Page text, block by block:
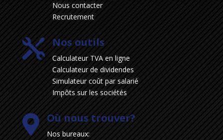
Nous contacter
Recrutement
 Nos outils
Calculateur TVA en ligne
Calculateur de dividendes
Simulateur coût par salarié
Impôts sur les sociétés
 Où nous trouver?
Nos bureaux: